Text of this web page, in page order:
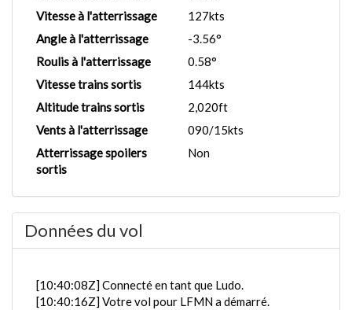
Vitesse à l'atterrissage
127kts
Angle à l'atterrissage
-3.56°
Roulis à l'atterrissage
0.58°
Vitesse trains sortis
144kts
Altitude trains sortis
2,020ft
Vents à l'atterrissage
090/15kts
Atterrissage spoilers
sortis
Non
Données du vol
[10:40:08Z] Connecté en tant que Ludo.
[10:40:16Z] Votre vol pour LFMN a démarré.